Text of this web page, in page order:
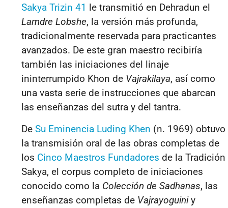
Sakya Trizin 41 le transmitió en Dehradun el
Lamdre Lobshe, la versión más profunda,
tradicionalmente reservada para practicantes
avanzados. De este gran maestro recibiría
también las iniciaciones del linaje
ininterrumpido Khon de Vajrakilaya, así como
una vasta serie de instrucciones que abarcan
las enseñanzas del sutra y del tantra.
De Su Eminencia Luding Khen (n. 1969) obtuvo
la transmisión oral de las obras completas de
los Cinco Maestros Fundadores de la Tradición
Sakya, el corpus completo de iniciaciones
conocido como la Colección de Sadhanas, las
enseñanzas completas de Vajrayoguiniy